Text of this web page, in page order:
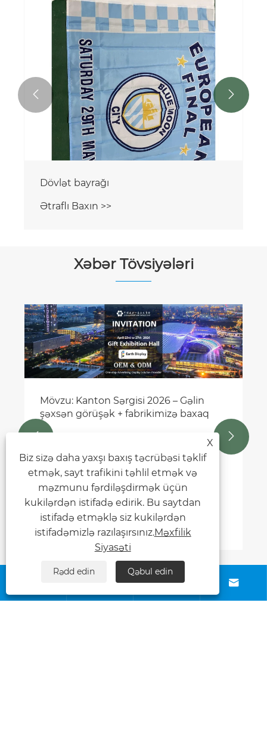
Daxili bayraq dirəyi
Ətraflı Baxın >>
 
Xəbər Tövsiyələri
Yerin nümayişi: Xarici reklam üçün barı
yüksəltmək – Keyfiyyət, Davamlılıq və
Həqiqi Fədakarlıq
Ətraflı Baxın >>

 
Bizimlə əlaqə saxlayın
X
Biz sizə daha yaxşı baxış təcrübəsi təklif
etmək, sayt trafikini təhlil etmək və
məzmunu fərdiləşdirmək üçün
kukilərdən istifadə edirik. Bu saytdan
istifadə etməklə siz kukilərdən
istifadəmizlə razılaşırsınız.Məxfilik
Siyasəti
Rədd edin Qəbul edin